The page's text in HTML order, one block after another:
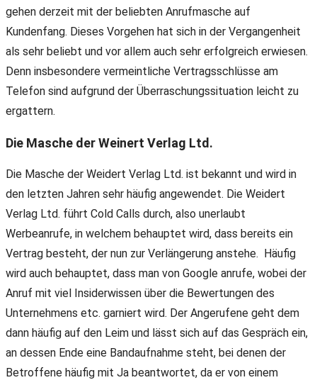
gehen derzeit mit der beliebten Anrufmasche auf
Kundenfang. Dieses Vorgehen hat sich in der Vergangenheit
als sehr beliebt und vor allem auch sehr erfolgreich erwiesen.
Denn insbesondere vermeintliche Vertragsschlüsse am
Telefon sind aufgrund der Überraschungssituation leicht zu
ergattern.
Die Masche der Weinert Verlag Ltd.
Die Masche der Weidert Verlag Ltd. ist bekannt und wird in
den letzten Jahren sehr häufig angewendet. Die Weidert
Verlag Ltd. führt Cold Calls durch, also unerlaubt
Werbeanrufe, in welchem behauptet wird, dass bereits ein
Vertrag besteht, der nun zur Verlängerung anstehe. Häufig
wird auch behauptet, dass man von Google anrufe, wobei der
Anruf mit viel Insiderwissen über die Bewertungen des
Unternehmens etc. garniert wird. Der Angerufene geht dem
dann häufig auf den Leim und lässt sich auf das Gespräch ein,
an dessen Ende eine Bandaufnahme steht, bei denen der
Betroffene häufig mit Ja beantwortet, da er von einem